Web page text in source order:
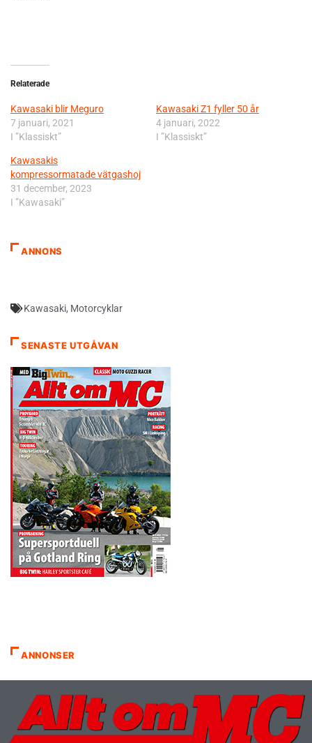
Relaterade
Kawasaki blir Meguro
7 januari, 2021
I ”Klassiskt”
Kawasaki Z1 fyller 50 år
4 januari, 2022
I ”Klassiskt”
Kawasakis
kompressormatade vätgashoj
31 december, 2023
I ”Kawasaki”
ANNONS
Kawasaki, Motorcyklar
SENASTE UTGÅVAN
ANNONSER